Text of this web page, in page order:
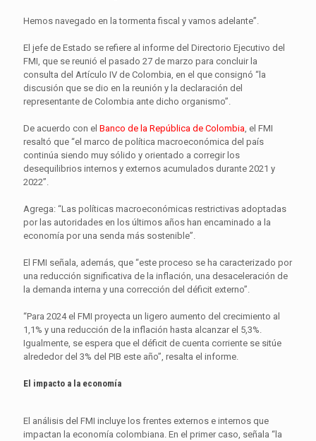
Hemos navegado en la tormenta fiscal y vamos adelante”.
El jefe de Estado se refiere al informe del Directorio Ejecutivo del
FMI, que se reunió el pasado 27 de marzo para concluir la
consulta del Artículo IV de Colombia, en el que consignó “la
discusión que se dio en la reunión y la declaración del
representante de Colombia ante dicho organismo”.
De acuerdo con el Banco de la República de Colombia , el FMI
resaltó que “el marco de política macroeconómica del país
continúa siendo muy sólido y orientado a corregir los
desequilibrios internos y externos acumulados durante 2021 y
2022”.
Agrega: “Las políticas macroeconómicas restrictivas adoptadas
por las autoridades en los últimos años han encaminado a la
economía por una senda más sostenible”.
El FMI señala, además, que “este proceso se ha caracterizado por
una reducción significativa de la inflación, una desaceleración de
la demanda interna y una corrección del déficit externo”.
“Para 2024 el FMI proyecta un ligero aumento del crecimiento al
1,1% y una reducción de la inflación hasta alcanzar el 5,3%.
Igualmente, se espera que el déficit de cuenta corriente se sitúe
alrededor del 3% del PIB este año”, resalta el informe.
El impacto a la economía
El análisis del FMI incluye los frentes externos e internos que
impactan la economía colombiana. En el primer caso, señala “la